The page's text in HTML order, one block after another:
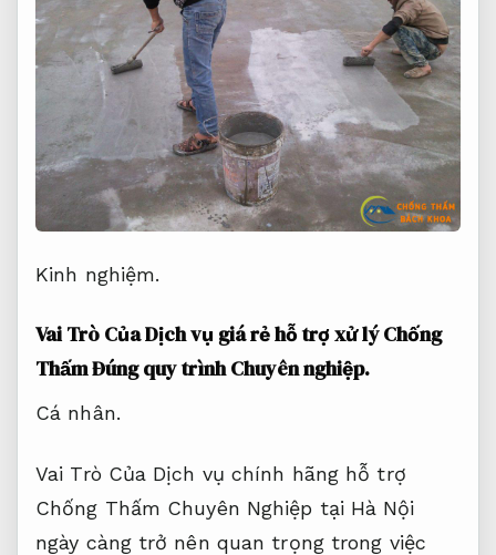
Kinh nghiệm.
Vai Trò Của Dịch vụ giá rẻ hỗ trợ xử lý Chống
Thấm Đúng quy trìnhChuyên nghiệp.
Cá nhân.
Vai Trò Của Dịch vụ chính hãng hỗ trợ
Chống Thấm Chuyên Nghiệp tại Hà Nội
ngày càng trở nên quan trọng trong việc